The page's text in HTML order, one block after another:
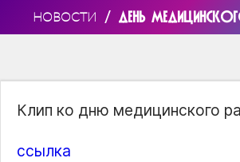
НОВОСТИ / ДЕНЬ
Клип ко дню медицинского
ссылка